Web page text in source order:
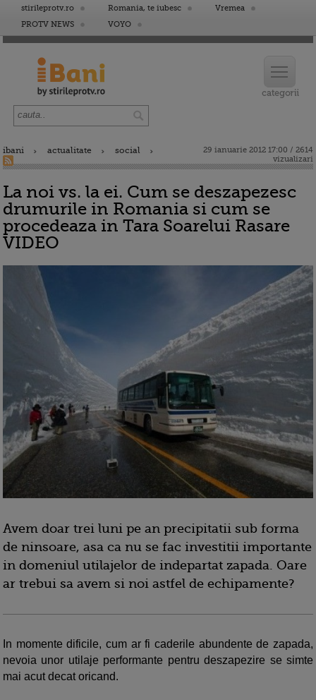
stirileprotv.ro Romania, te iubesc
Vremea
PROTV NEWS
VOYO
ibani actualitate social
29 ianuarie 2012 17:00 / 2614
vizualizari
La noi vs. la ei. Cum se deszapezesc
drumurile in Romania si cum se
procedeaza in Tara Soarelui Rasare
VIDEO
Avem doar trei luni pe an precipitatii sub forma
de ninsoare, asa ca nu se fac investitii importante
in domeniul utilajelor de indepartat zapada. Oare
ar trebui sa avem si noi astfel de echipamente?
In momente dificile, cum ar fi caderile abundente de zapada,
nevoia unor utilaje performante pentru deszapezire se simte
mai acut decat oricand.